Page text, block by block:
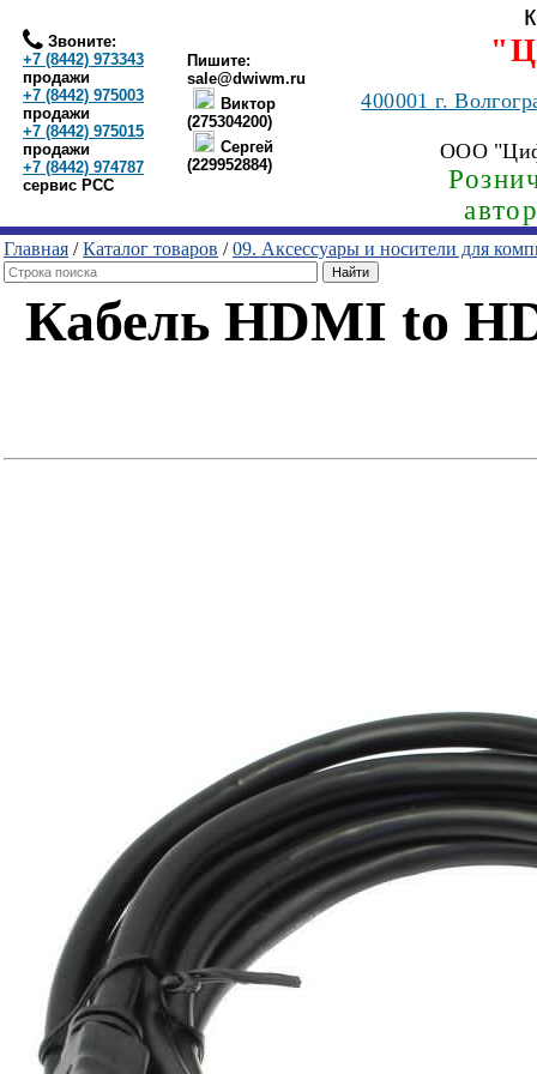
Звоните:
+7 (8442) 973343
продажи
+7 (8442) 975003
продажи
+7 (8442) 975015
продажи
+7 (8442) 974787
сервис РСС
Пишите:
sale@dwiwm.ru
Виктор
(275304200)
Сергей
(229952884)
400001г.
ООО
Главная /Каталог товаров /09. Аксессуары и носители для
Кабель HDMI to